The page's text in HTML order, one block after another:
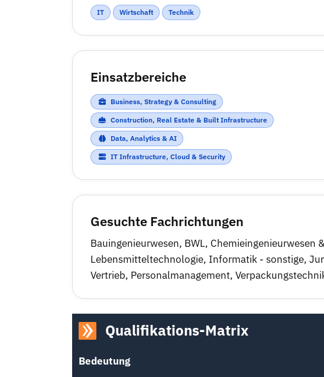
IT Wirtschaft Technik
Einsatzbereiche
Business, Strategy & Consulting
Construction, Real Estate & Built Infrastructure
Data, Analytics & AI
IT Infrastructure, Cloud & Security
Gesuchte Fachrichtungen
Bauingenieurwesen, BWL, Chemieingenieurwesen
Lebensmitteltechnologie, Informatik - sonstige,
Vertrieb, Personalmanagement,
Qualifikations-Matrix
Bedeutung